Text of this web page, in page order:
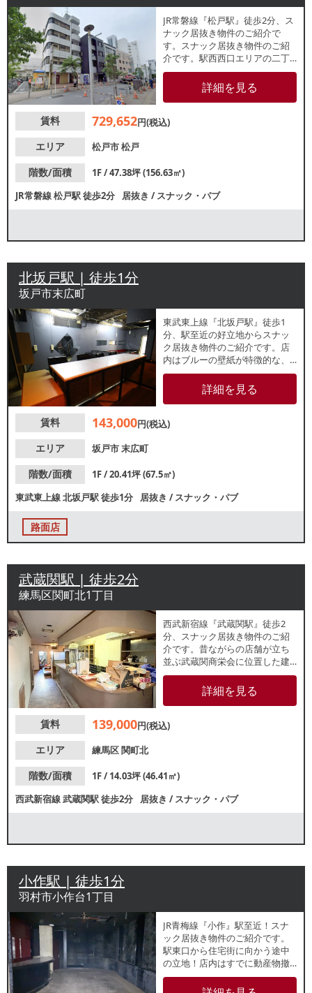
JR常磐線『松戸駅』徒歩2分、ス
ナック居抜き物件のご紹介で
す。スナック居抜き物件のご紹
介です。駅西西口エリアの二丁
目中通り沿い1階店舗！スケルト
ン状態での引き渡し希望もご相
談可能です。重飲食のご相談も
合せください。
詳細を見る
賃料 729,652円(税込)
エリア
松戸市松戸
階数/面積
1F / 47.38坪 (156.63㎡)
JR常磐線松戸駅徒歩2分 居抜き /スナック・パブ
北坂戸駅 | 徒歩1分
坂戸市末広町
東武東上線『北坂戸駅』徒歩1
分、駅至近の好立地からスナッ
ク居抜き物件のご紹介です。店
内はブルーの壁紙が特徴的な、
カウンター席・ソファー席のレ
イアウト！隣区画ではラーメン
店が営業中です。ご検討の方は
詳細を見る
賃料 143,000円(税込)
エリア
坂戸市末広町
階数/面積
1F / 20.41坪 (67.5㎡)
東武東上線北坂戸駅徒歩1分 居抜き /スナック・パブ
路面店
武蔵関駅 | 徒歩2分
練馬区関町北1丁目
⻄武新宿線『武蔵関駅』徒歩2
分、スナック居抜き物件のご紹
介です。昔ながらの店舗が立ち
並ぶ武蔵関商栄会に位置した建
物1階！軽飲食のみ相談可能！カ
ウンターや畳の小上がりスペー
スがございます。地域密着型で
の方にもおすすめの物件です。
詳細を見る
賃料 139,000円(税込)
エリア
練馬区関町北
階数/面積
1F / 14.03坪 (46.41㎡)
西武新宿線武蔵関駅徒歩2分 居抜き /スナック・パブ
小作駅 | 徒歩1分
羽村市小作台1丁目
JR青梅線『小作』駅至近！スナ
ック居抜き物件のご紹介です。
駅東口から住宅街に向かう途中
の立地！店内はすでに動産物撤
去済ですが、黒を基調とした内
装でクールな雰囲気です。カウ